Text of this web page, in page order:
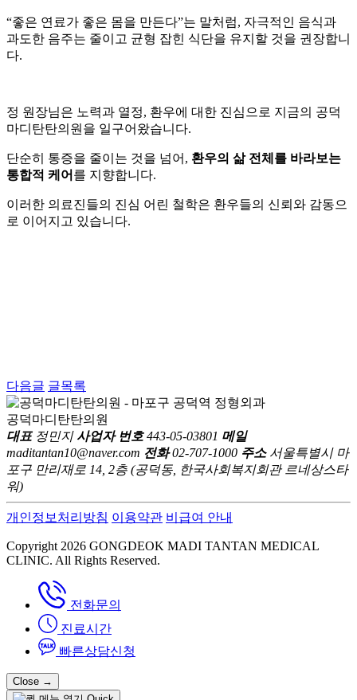
“좋은 연료가 좋은 몸을 만든다”는 말처럼, 자극적인 음식과
과도한 음주는 줄이고 균형 잡힌 식단을 유지할 것을 권장합니
다.
정 원장님은 노력과 열정, 환우에 대한 진심으로 지금의 공덕
마디탄탄의원을 일구어왔습니다.
단순히 통증을 줄이는 것을 넘어, 환우의 삶 전체를 바라보는
통합적 케어 를 지향합니다.
이러한 의료진들의 진심 어린 철학은 환우들의 신뢰와 감동으
로 이어지고 있습니다.
다음글 글목록
공덕마디탄탄의원
대표정민지 사업자 번호443-05-03801 메일
maditantan10@naver.com 전화02-707-1000 주소서울특별시 마
포구 만리재로 14, 2층 (공덕동, 한국사회복지회관 르네상스타
워)
개인정보처리방침 이용약관 비급여 안내
Copyright 2026 GONGDEOK MADI TANTAN MEDICAL
CLINIC. All Rights Reserved.
전화문의
진료시간
빠른상담신청
Close →